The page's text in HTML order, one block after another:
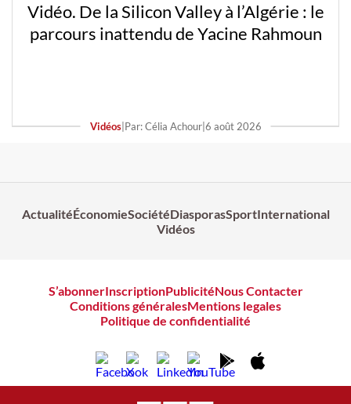
Vidéo. De la Silicon Valley à l’Algérie : le
parcours inattendu de Yacine Rahmoun
Vidéos| Par: Célia Achour| 6 août 2026
ActualitéÉconomieSociétéDiasporasSportInternational
Vidéos
S’abonnerInscriptionPublicitéNous Contacter
Conditions généralesMentions legales
Politique de confidentialité